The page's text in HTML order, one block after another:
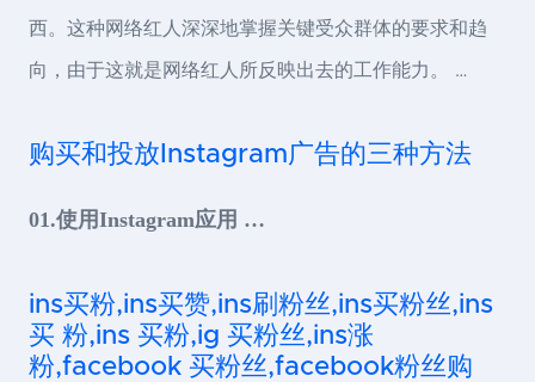
西。这种网络红人深深地掌握关键受众群体的要求和趋
向，由于这就是网络红人所反映出去的工作能力。 …
购买和投放Instagram广告的三种方法
01.使用Instagram应用 …
ins买粉,ins买赞,ins刷粉丝,ins买粉丝,ins
买 粉,ins 买粉,ig 买粉丝,ins涨
粉,facebook 买粉丝,facebook粉丝购